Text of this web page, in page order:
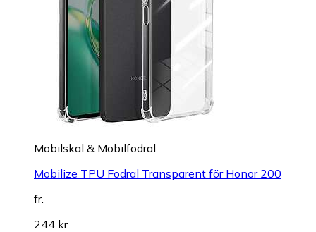
Mobilskal & Mobilfodral
Mobilize TPU Fodral Transparent för Honor 200
fr.
244 kr